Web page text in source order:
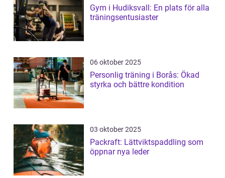
Gym i Hudiksvall: En plats för alla
träningsentusiaster
06 oktober 2025
Personlig träning i Borås: Ökad
styrka och bättre kondition
03 oktober 2025
Packraft: Lättviktspaddling som
öppnar nya leder